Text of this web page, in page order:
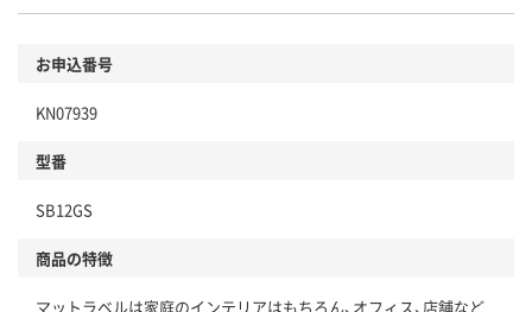
商品
本体
仕組
お申込番号
KN07939
型番
SB12GS
商品の特徴
マットラベルは家庭のインテリアはもちろん、オフィス、店舗など